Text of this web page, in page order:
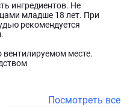
ингредиентов. Не
младше 18 лет. При
рекомендуется
месте.
Посмотреть все